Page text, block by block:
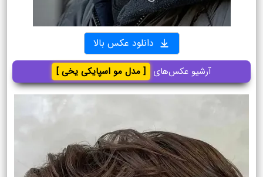
دانلود عکس بالا
آرشیو عکس‌های [ مدل مو اسپایکی یخی ]